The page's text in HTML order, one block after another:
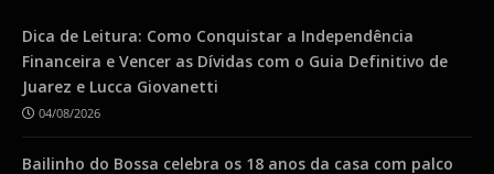
Dica de Leitura: Como Conquistar a Independência
Financeira e Vencer as Dívidas com o Guia Definitivo de
Juarez e Lucca Giovanetti
04/08/2026
Bailinho do Bossa celebra os 18 anos da casa com palco